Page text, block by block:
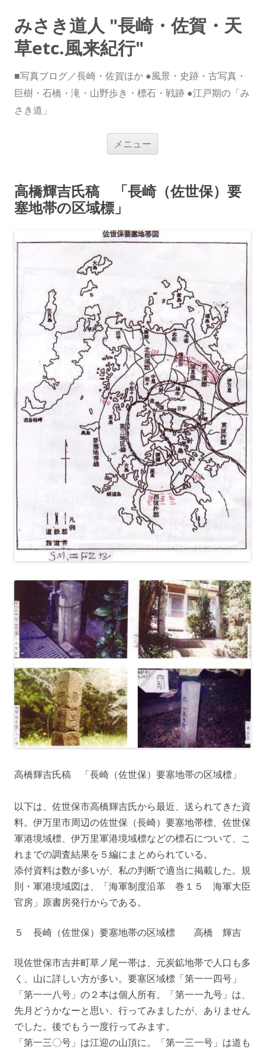
みさき道人 "長崎・佐賀・天
草etc.風来紀行"
■写真ブログ／長崎・佐賀ほか ●風景・史跡・古写真・
巨樹・石橋・滝・山野歩き・標石・戦跡 ●江戸期の「み
さき道」
メニュー
ス
キ
高橋輝吉氏稿 「長崎（佐世保）要
塞地帯の区域標」
高橋輝吉氏稿 「長崎（佐世保）要塞地帯の区域標」
以下は、佐世保市高橋輝吉氏から最近、送られてきた資
料。伊万里市周辺の佐世保（長崎）要塞地帯標、佐世保
軍港境域標、伊万里軍港境域標などの標石について、こ
れまでの調査結果を５編にまとめられている。
添付資料は数が多いが、私の判断で適当に掲載した。規
則・軍港境域図は、「海軍制度沿革 巻１５ 海軍大臣
官房」原書房発行からである。
５ 長崎（佐世保）要塞地帯の区域標 高橋 輝吉
現佐世保市吉井町草ノ尾一帯は、元炭鉱地帯で人口も多
く、山に詳しい方が多い。要塞区域標「第一一四号」
「第一一八号」の２本は個人所有。「第一一九号」は、
先月どうかなーと思い、行ってみましたが、ありません
でした。後でもう一度行ってみます。
「第一三〇号」は江迎の山頂に。「第一三一号」は道も